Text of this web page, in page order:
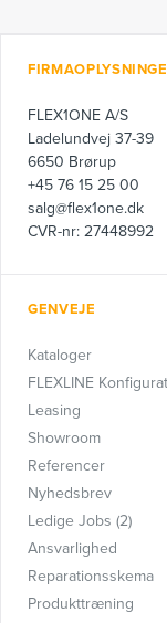
FLEX1ONE A/S
Ladelundvej 37-39
6650 Brørup
+45 76 15 25 00
salg@flex1one.dk
CVR-nr: 27448992
GENVEJE
Kataloger
FLEXLINE
Leasing
Showroom
Referencer
Nyhedsbrev
Ledige Jobs (2)
Ansvarlighed
Reparationsskema
Produkttræning